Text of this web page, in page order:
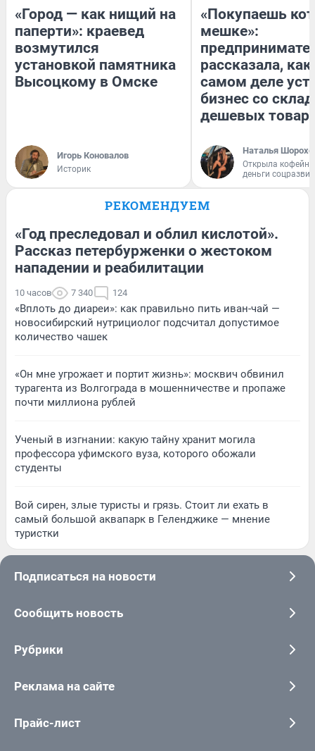
«Город — как нищий на
паперти»: краевед
возмутился
установкой памятника
Высоцкому в Омске
Игорь Коновалов
Историк
«Покупаешь
мешке»:
рассказала, как
самом деле
бизнес со
дешевых
Наталья
Открыла
деньги
РЕКОМЕНДУЕМ
«Год преследовал и облил кислотой».
Рассказ петербурженки о жестоком
нападении и реабилитации
10 часов 7 340 124
«Вплоть до диареи»: как правильно пить иван-чай —
новосибирский нутрициолог подсчитал допустимое
количество чашек
«Он мне угрожает и портит жизнь»: москвич обвинил
турагента из Волгограда в мошенничестве и пропаже
почти миллиона рублей
Ученый в изгнании: какую тайну хранит могила
профессора уфимского вуза, которого обожали
студенты
Вой сирен, злые туристы и грязь. Стоит ли ехать в
самый большой аквапарк в Геленджике — мнение
туристки
Подписаться на новости
Сообщить новость
Рубрики
Реклама на сайте
Прайс-лист